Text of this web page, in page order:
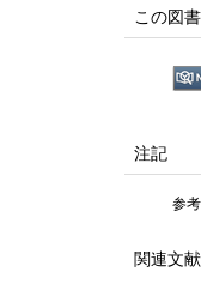
この図
注記
参
関連文